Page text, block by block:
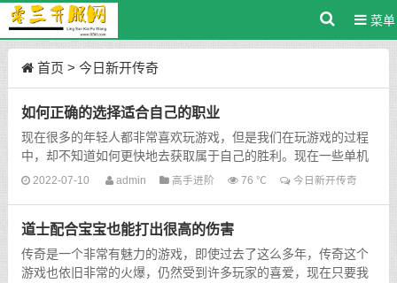
菜单
首页 > 今日新开传奇
如何正确的选择适合自己的职业
现在很多的年轻人都非常喜欢玩游戏，但是我们在玩游戏的过程
中，却不知道如何更快地去获取属于自己的胜利。现在一些单机
类的游戏，玩起来还是比较简单的。但是在网络游戏中一...
2022-07-10 admin 高手进阶 76 ℃ 今日新开传奇
道士配合宝宝也能打出很高的伤害
传奇是一个非常有魅力的游戏，即使过去了这么多年，传奇这个
游戏也依旧非常的火爆，仍然受到许多玩家的喜爱，现在只要我